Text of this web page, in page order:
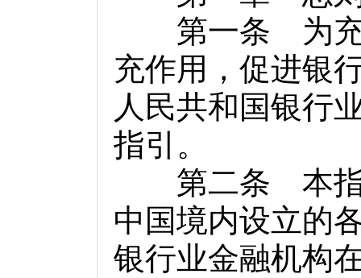
第一条 为充分
充作用，促进银
人民共和国银行
指引。
第二条 本指引
中国境内设立的
银行业金融机构